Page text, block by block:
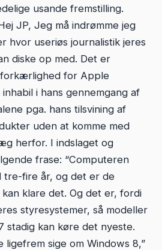
usande fremstilling.
JP, Jeg må indrømme jeg
hvor useriøs journalistik jeres
diske op med. Det er
forkærlighed for Apple
i hans gennemgang af
pga. hans tilsvining af
uden at komme med
herfor. I indslaget og
frase: “Computeren
tre-fire år, og det er de
klare det. Og det er, fordi
styresystemer, så modeller
stadig kan køre det nyeste.
ligefrem sige om Windows 8,”